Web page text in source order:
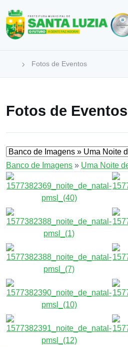
Fotos de Eventos
Fotos de Eventos
Banco de Imagens » Uma Noite